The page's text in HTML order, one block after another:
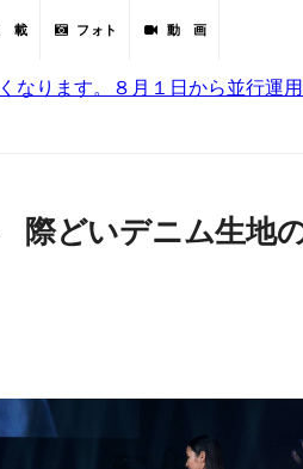
載 フォト 動 画
ります。８月１日から並行運
際どいデニム生地